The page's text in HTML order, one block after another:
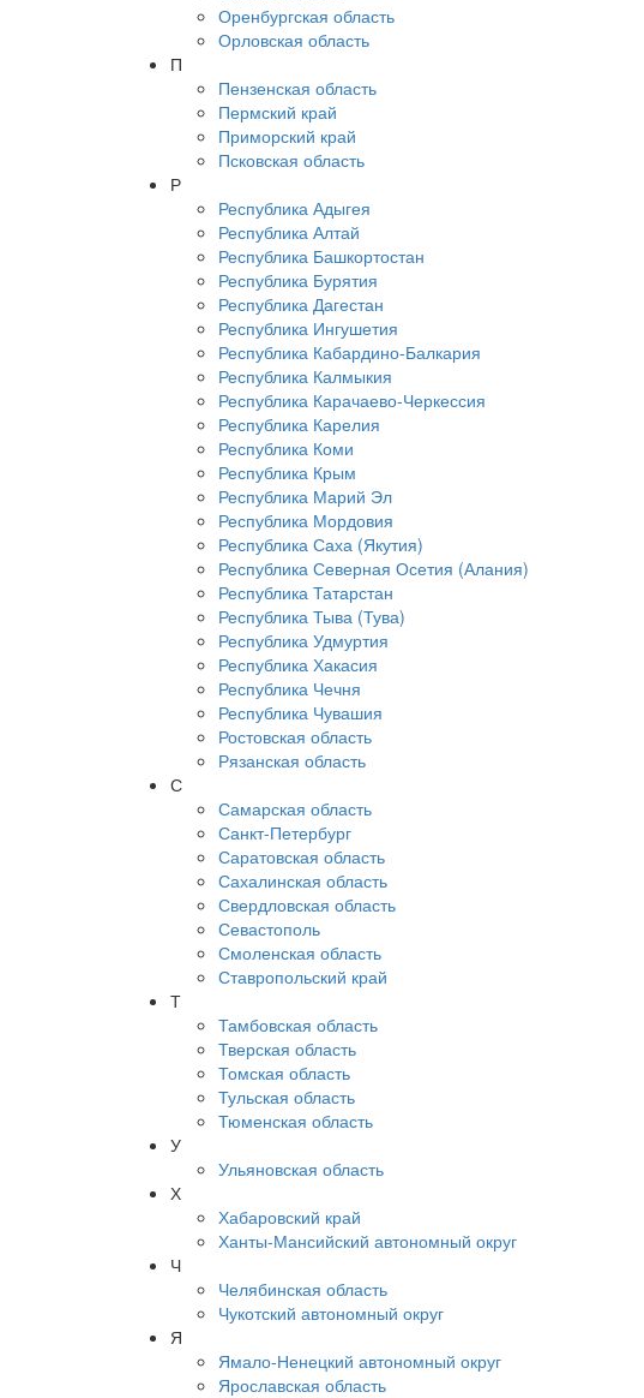
Оренбургская область
Орловская область
П
Пензенская область
Пермский край
Приморский край
Псковская область
Р
Республика Адыгея
Республика Алтай
Республика Башкортостан
Республика Бурятия
Республика Дагестан
Республика Ингушетия
Республика Кабардино-Балкария
Республика Калмыкия
Республика Карачаево-Черкессия
Республика Карелия
Республика Коми
Республика Крым
Республика Марий Эл
Республика Мордовия
Республика Саха (Якутия)
Республика Северная Осетия (Алания)
Республика Татарстан
Республика Тыва (Тува)
Республика Удмуртия
Республика Хакасия
Республика Чечня
Республика Чувашия
Ростовская область
Рязанская область
С
Самарская область
Санкт-Петербург
Саратовская область
Сахалинская область
Свердловская область
Севастополь
Смоленская область
Ставропольский край
Т
Тамбовская область
Тверская область
Томская область
Тульская область
Тюменская область
У
Ульяновская область
Х
Хабаровский край
Ханты-Мансийский автономный округ
Ч
Челябинская область
Чукотский автономный округ
Я
Ямало-Ненецкий автономный округ
Ярославская область